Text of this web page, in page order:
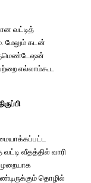
வட்டித்
மேலும் கடன்
எல்லாம்கூட
வட்டி வீதத்தில் வாரி
தொழில்